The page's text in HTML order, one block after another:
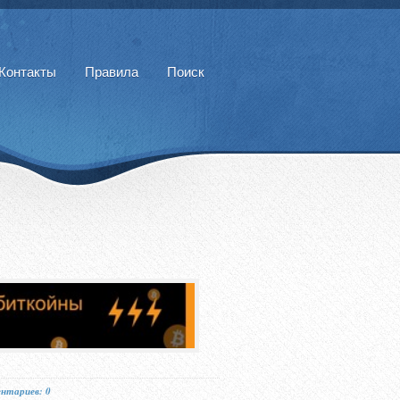
Правила Поиск
0